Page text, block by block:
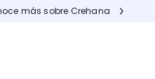
más sobre Crehana